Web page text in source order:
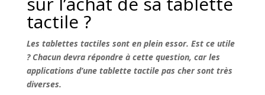
tactile ?
Les tablettes tactiles sont en plein essor. Est ce utile
? Chacun devra répondre à cette question, car les
applications d’une tablette tactile pas cher sont très
diverses.